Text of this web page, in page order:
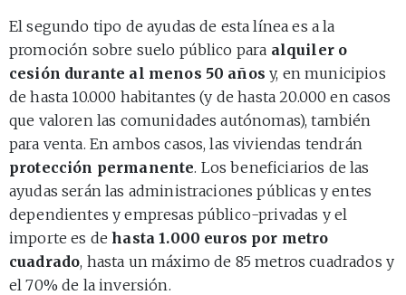
El segundo tipo de ayudas de esta línea es a la
promoción sobre suelo público para alquiler o
cesión durante al menos 50 años y, en municipios
de hasta 10.000 habitantes (y de hasta 20.000 en casos
que valoren las comunidades autónomas), también
para venta. En ambos casos, las viviendas tendrán
protección permanente. Los beneficiarios de las
ayudas serán las administraciones públicas y entes
dependientes y empresas público-privadas y el
importe es dehasta 1.000 euros por metro
cuadrado, hasta un máximo de 85 metros cuadrados y
el 70% de la inversión.